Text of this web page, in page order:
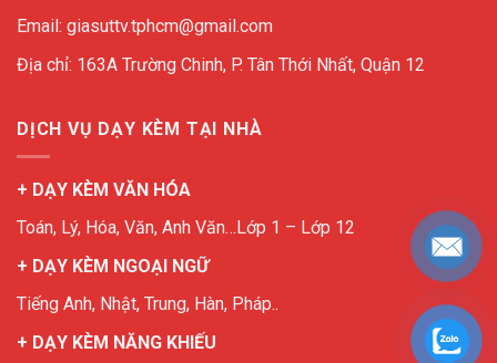
Email: giasuttv.tphcm@gmail.com
Địa chỉ: 163A Trường Chinh, P. Tân Thới Nhất, Quận 12
DỊCH VỤ DẠY KÈM TẠI NHÀ
+ DẠY KÈM VĂN HÓA
Toán, Lý, Hóa, Văn, Anh Văn…Lớp 1 – Lớp 12
+ DẠY KÈM NGOẠI NGỮ
Tiếng Anh, Nhật, Trung, Hàn, Pháp..
+ DẠY KÈM NĂNG KHIẾU